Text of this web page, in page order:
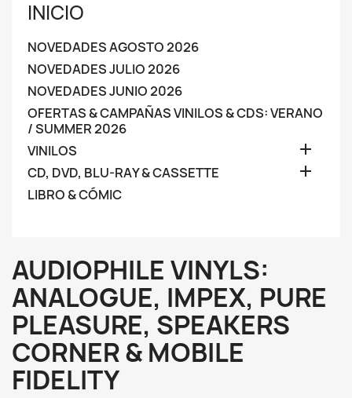
INICIO
NOVEDADES AGOSTO 2026
NOVEDADES JULIO 2026
NOVEDADES JUNIO 2026
OFERTAS & CAMPAÑAS VINILOS & CDS: VERANO
/ SUMMER 2026
VINILOS

CD, DVD, BLU-RAY & CASSETTE 
LIBRO & CÓMIC
AUDIOPHILE VINYLS:
ANALOGUE, IMPEX, PURE
PLEASURE, SPEAKERS
CORNER & MOBILE
FIDELITY